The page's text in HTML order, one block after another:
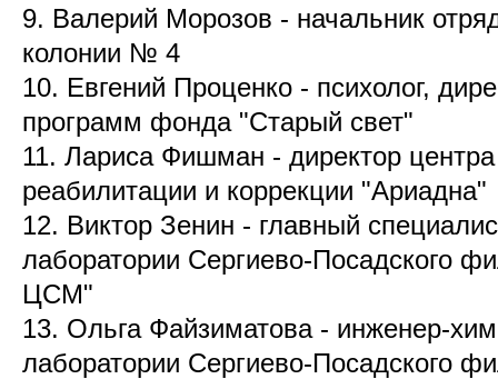
9. Валерий Морозов - начальник
колонии № 4
10. Евгений Проценко - психолог,
программ фонда "Старый свет"
11. Лариса Фишман - директор центра
реабилитации и коррекции "Ариадна"
12. Виктор Зенин - главный
лаборатории Сергиево-Посадского
ЦСМ"
13. Ольга Файзиматова - инженер-
лаборатории Сергиево-Посадского